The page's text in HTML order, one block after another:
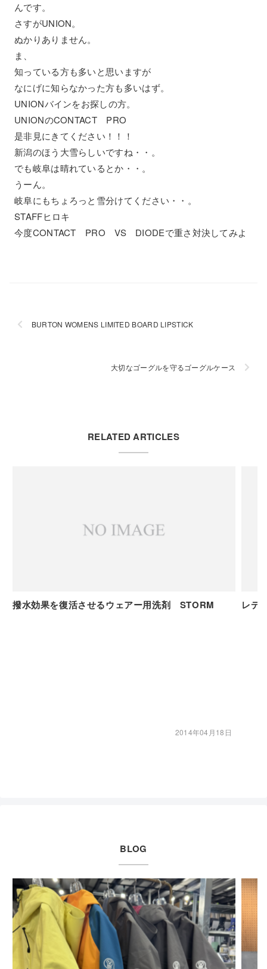
んです。
さすがUNION。
ぬかりありません。
ま、
知っている方も多いと思いますが
なにげに知らなかった方も多いはず。
UNIONバインをお探しの方。
UNIONのCONTACT PRO
是非見にきてください！！！
新潟のほう大雪らしいですね・・。
でも岐阜は晴れているとか・・。
うーん。
岐阜にもちょろっと雪分けてください・・。
STAFFヒロキ
今度CONTACT PRO VS DIODEで重さ対決してみよ
BURTON WOMENS LIMITED BOARD LIPSTICK
大切なゴーグルを守るゴーグルケース
RELATED ARTICLES
撥水効果を復活させるウェアー用洗剤 STORM
2014年04月18日
レデ
BLOG